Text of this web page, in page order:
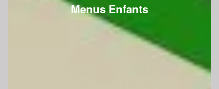
Menus Enfants